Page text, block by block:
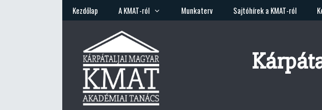
Kezdőlap A KMAT-ról Munkaterv Sajtóhírek a KMAT-ról